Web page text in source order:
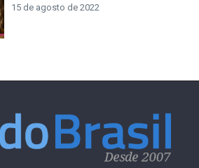
15 de agosto de 2022